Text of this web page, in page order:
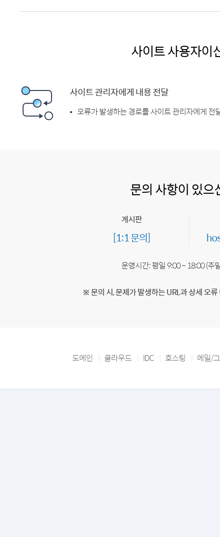
사이트 사용자이
사이트 관리자에게 내용 전달
오류가 발생하는 경로를 사이트 관리자에게 전
문의 사항이 있으
게시판
[1:1 문의]
운영시간: 평일 9:00 ~ 18:00 (주
※ 문의 시, 문제가 발생하는 URL과 상세 오
도메인 클라우드 IDC 호스팅 메일/